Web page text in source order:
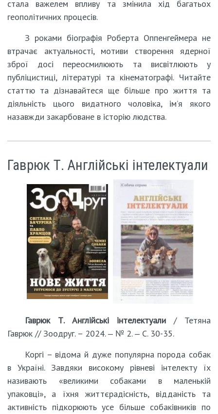
стала важелем впливу та змінила хід багатьох
геополітичних процесів.
З роками біографія Роберта Оппенгеймера не
втрачає актуальності, мотиви створення ядерної
зброї досі переосмилюють та висвітлюють у
публіцистиці, літературі та кінематографі. Читайте
статтю та дізнавайтеся ще більше про життя та
діяльність цього видатного чоловіка, ім’я якого
назавжди закарбоване в історію людства.
Гаврюк Т. Англійські інтелектуали
Гаврюк Т. Англійські інтелектуали / Тетяна
Гаврюк // Зоодруг. – 2024. ‒ № 2. ‒ С. 30-35.
Коргі – відома й дуже популярна порода собак
в Україні. Завдяки високому рівневі інтелекту їх
називають «великими собаками в маленькій
упаковці», а їхня життєрадісність, відданість та
активність підкорюють усе більше собаківників по